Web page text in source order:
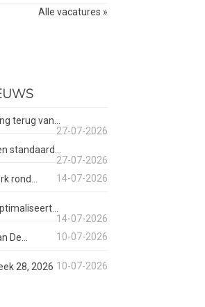
Alle vacatures »
terug van...
27-07-2026
standaard...
27-07-2026
rond...
14-07-2026
14-07-2026
De...
10-07-2026
28, 2026 10-07-2026